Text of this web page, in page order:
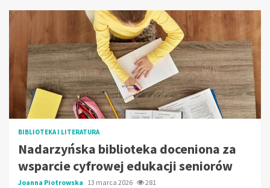
BIBLIOTEKA I LITERATURA
Nadarzyńska biblioteka doceniona za
wsparcie cyfrowej edukacji seniorów
Joanna Piotrowska 13 marca 2026 281